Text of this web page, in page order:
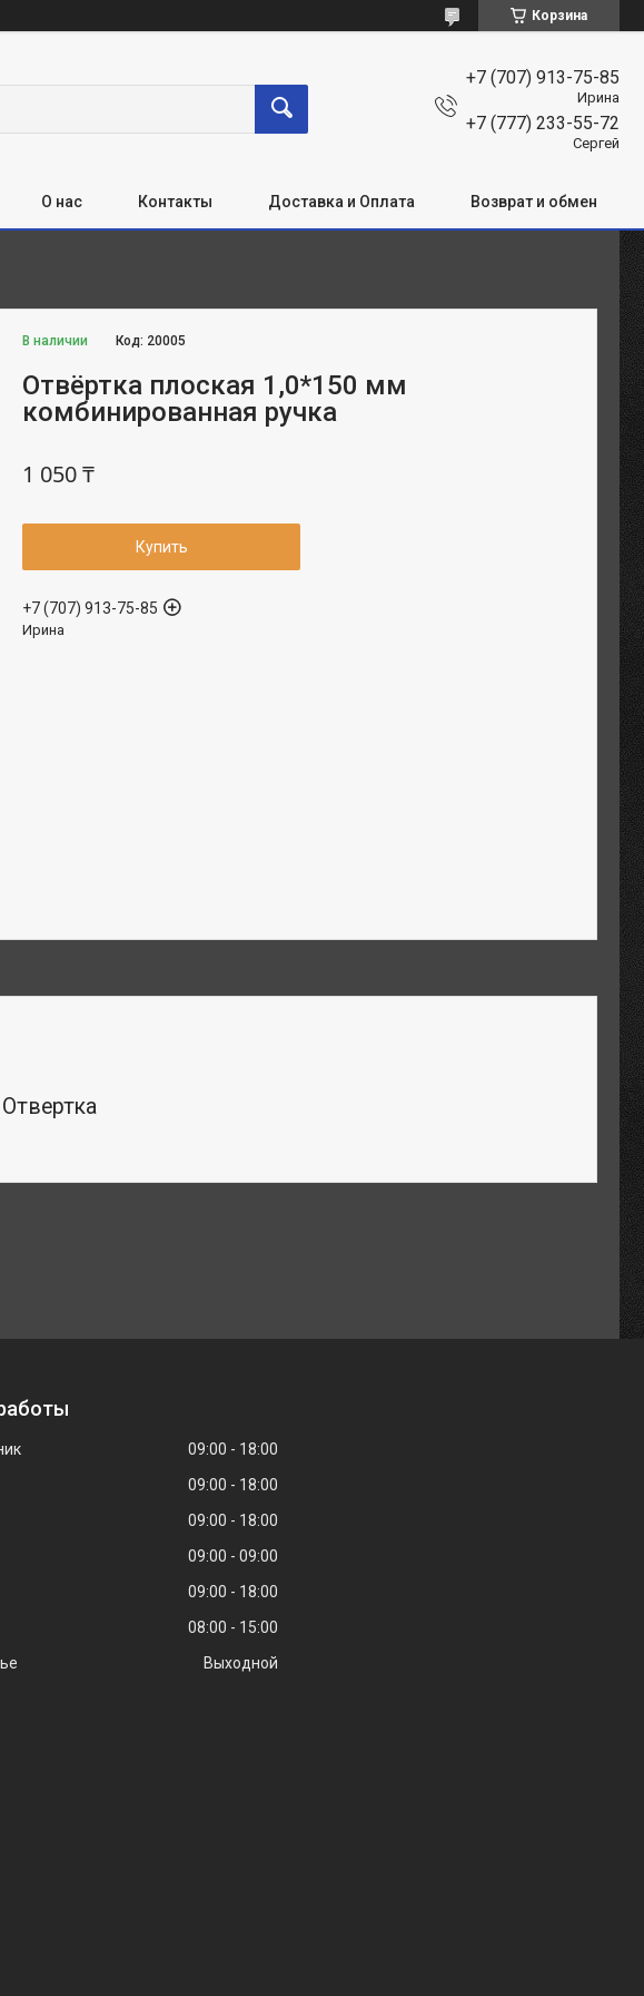
Корзина
+7 (707) 913-75-85
Ирина
+7 (777) 233-55-72
Сергей
О нас Контакты Доставка и Оплата Возврат и обмен
В наличии Код: 20005
Отвёртка плоская 1,0*150 мм
комбинированная ручка
1 050 ₸
Купить
+7 (707) 913-75-85
Ирина
Отвертка
09:00
18:00
09:00
18:00
09:00
18:00
09:00
09:00
09:00
18:00
08:00
15:00
Выходной